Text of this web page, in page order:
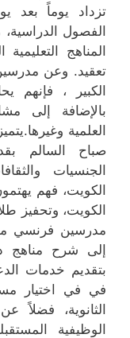
تزداد يوماً بعد
الفصول
المناهج
تعقيد. وعن
الكبير ، فإنهم
بالإضافة إلى
العلمية
صباح السالم
الجنسيات
الكويت، فهم
الكويت، وتحفيز
مدرسين فرنسي
إلى شرح مناهج
بتقديم خدمات
في في اختيار
الثانوية، فضلاً
الوظيفية